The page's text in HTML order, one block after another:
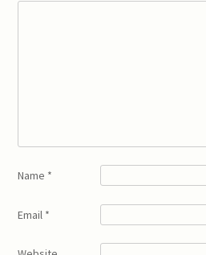
Name *
Email *